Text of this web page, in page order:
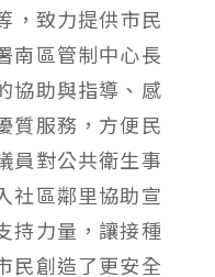
，致力提供市民
南區管制中心長
協助與指導、感
質服務，方便民
員對公共衛生事
社區鄰里協助宣
持力量，讓接種
民創造了更安全